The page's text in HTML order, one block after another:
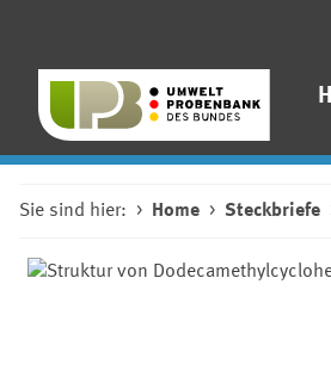
Sie sind hier: Home Steckbriefe